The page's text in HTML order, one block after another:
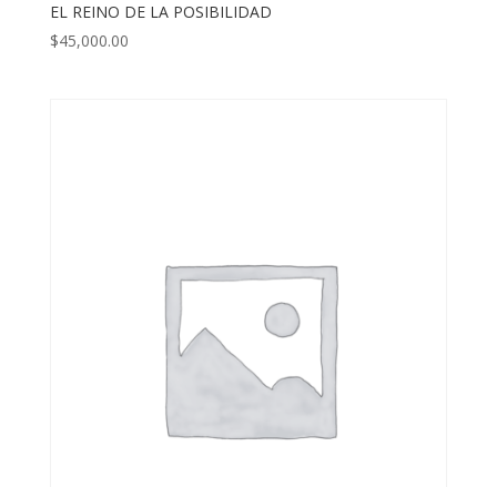
EL REINO DE LA POSIBILIDAD
$45,000.00